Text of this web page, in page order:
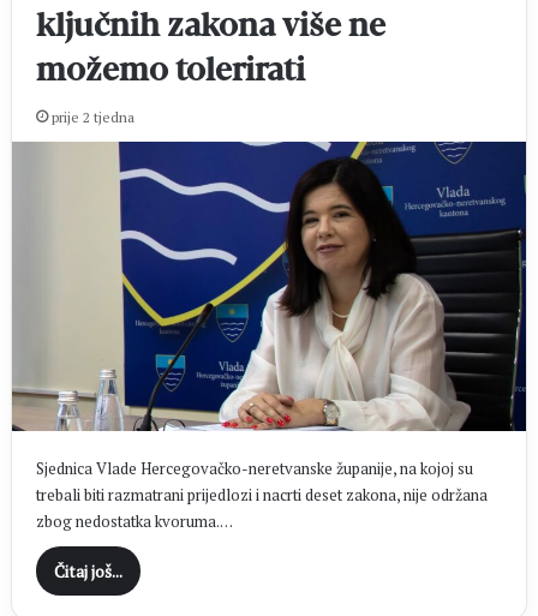
ključnih zakona više ne
možemo tolerirati
prije 2 tjedna
Sjednica Vlade Hercegovačko-neretvanske županije, na kojoj su
trebali biti razmatrani prijedlozi i nacrti deset zakona, nije održana
zbog nedostatka kvoruma.…
Čitaj još...